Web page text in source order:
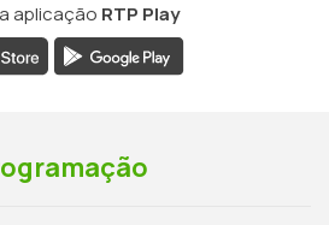
aplicação RTP Play